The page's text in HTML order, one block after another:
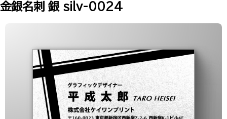
金銀名刺 銀 silv-0024